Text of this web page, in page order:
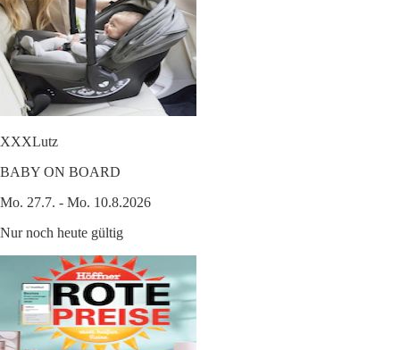
XXXLutz
BABY ON BOARD
Mo. 27.7. - Mo. 10.8.2026
Nur noch heute gültig